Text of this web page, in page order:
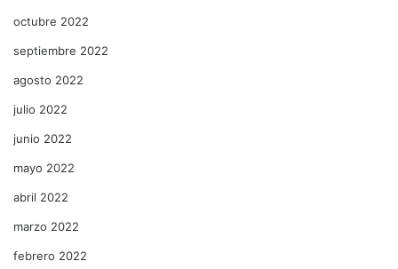
octubre 2022
septiembre 2022
agosto 2022
julio 2022
junio 2022
mayo 2022
abril 2022
marzo 2022
febrero 2022